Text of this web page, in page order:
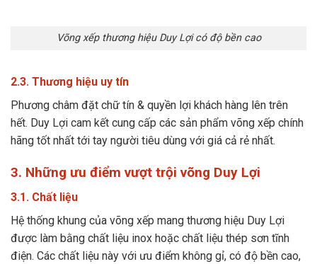
Võng xếp thương hiệu Duy Lợi có độ bền cao
2.3. Thương hiệu uy tín
Phương châm đặt chữ tín & quyền lợi khách hàng lên trên
hết. Duy Lợi cam kết cung cấp các sản phẩm võng xếp chính
hãng tốt nhất tới tay người tiêu dùng với giá cả rẻ nhất.
3. Những ưu điểm vượt trội võng Duy Lợi
3.1. Chất liệu
Hệ thống khung của võng xếp mang thương hiệu Duy Lợi
được làm bằng chất liệu inox hoặc chất liệu thép sơn tĩnh
điện. Các chất liệu này với ưu điểm không gỉ, có độ bền cao,